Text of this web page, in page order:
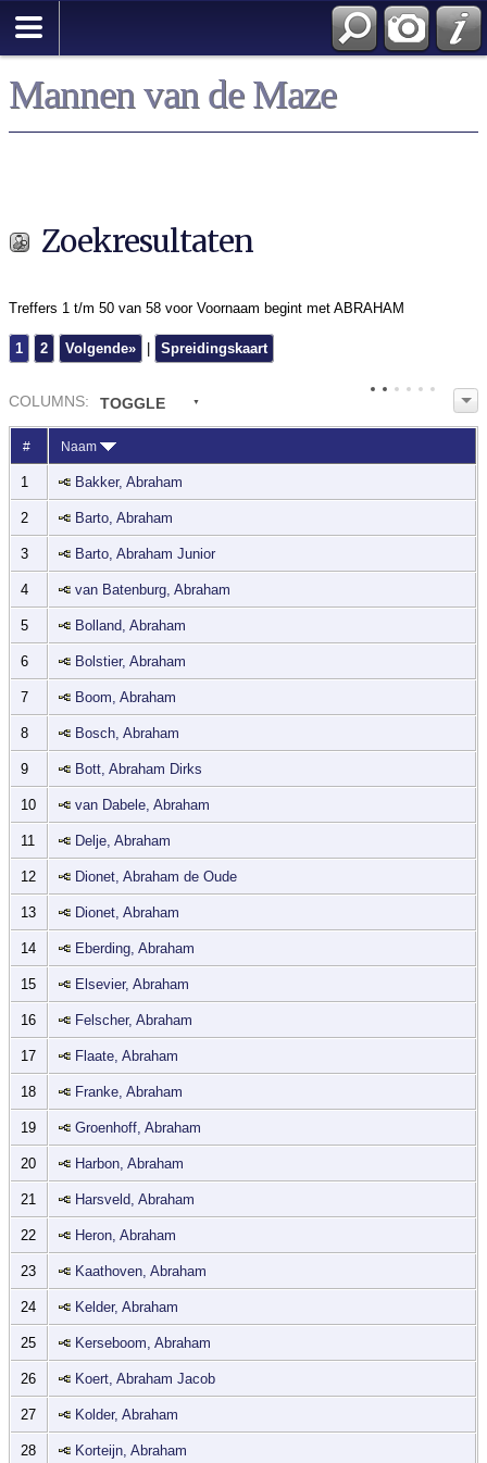
Mannen van de Maze
Zoekresultaten
Treffers 1 t/m 50 van 58 voor Voornaam begint met ABRAHAM
1 2 Volgende» Spreidingskaart
COLUMNS: TOGGLE
# Naam
1 Bakker, Abraham
2 Barto, Abraham
3 Barto, Abraham Junior
4 van Batenburg, Abraham
5 Bolland, Abraham
6 Bolstier, Abraham
7 Boom, Abraham
8 Bosch, Abraham
9 Bott, Abraham Dirks
10 van Dabele, Abraham
11 Delje, Abraham
12 Dionet, Abraham de Oude
13 Dionet, Abraham
14 Eberding, Abraham
15 Elsevier, Abraham
16 Felscher, Abraham
17 Flaate, Abraham
18 Franke, Abraham
19 Groenhoff, Abraham
20 Harbon, Abraham
21 Harsveld, Abraham
22 Heron, Abraham
23 Kaathoven, Abraham
24 Kelder, Abraham
25 Kerseboom, Abraham
26 Koert, Abraham Jacob
27 Kolder, Abraham
28 Korteijn, Abraham